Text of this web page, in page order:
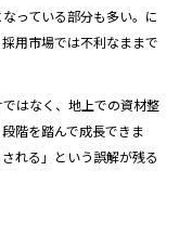
っている部分も多い。に
用市場では不利なままで
はなく、地上での資材整
階を踏んで成長できま
れる」という誤解が残る